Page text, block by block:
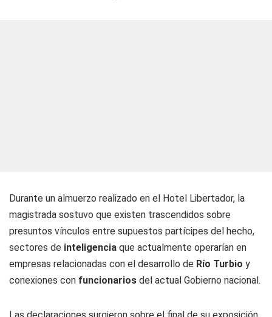
Durante un almuerzo realizado en el Hotel Libertador, la
magistrada sostuvo que existen trascendidos sobre
presuntos vínculos entre supuestos partícipes del hecho,
sectores de inteligencia que actualmente operarían en
empresas relacionadas con el desarrollo de Río Turbio y
conexiones con funcionarios del actual Gobierno nacional.